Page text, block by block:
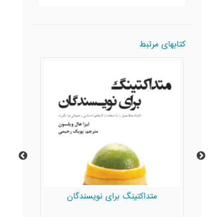
کتابهای مرتبط
متداکتینگ برای نویسندگان